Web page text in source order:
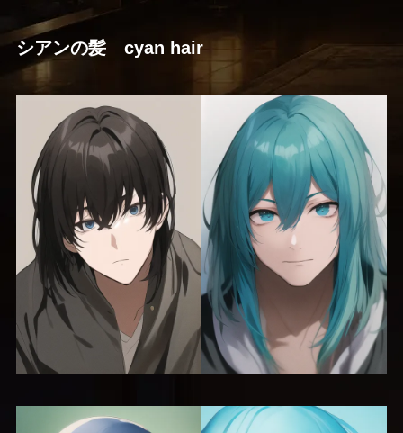
シアンの髪 cyan hair